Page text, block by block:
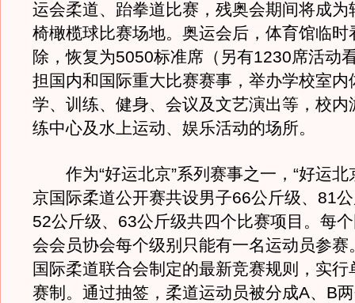
运会柔道、跆拳道比赛，残奥会期间将成为
椅橄榄球比赛场地。奥运会后，体育馆临时
除，恢复为5050标准席（另有1230席活动
担国内和国际重大比赛赛事，举办学校室内
学、训练、健身、会议及文艺演出等，校内
练中心及水上运动、娱乐活动的场所。
作为“好运北京”系列赛事之一，“好运北
京国际柔道公开赛共设男子66公斤级、81
52公斤级、63公斤级共四个比赛项目。每
会会员协会每个级别只能有一名运动员参赛
国际柔道联合会制定的最新竞赛规则，实行
赛制。通过抽签，柔道运动员被分成A、B